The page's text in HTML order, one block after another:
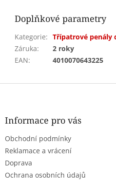
Doplňkové parametry
Kategorie: Třípatrové penály
Záruka:
2 roky
EAN: 4010070643225
Z
Informace pro vás
Obchodní podmínky
Reklamace a vrácení
Doprava
Ochrana osobních údajů